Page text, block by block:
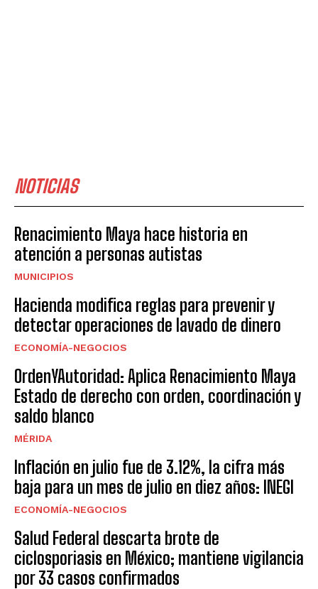
NOTICIAS
Renacimiento Maya hace historia en
atención a personas autistas
MUNICIPIOS
Hacienda modifica reglas para prevenir y
detectar operaciones de lavado de dinero
ECONOMÍA-NEGOCIOS
OrdenYAutoridad: Aplica Renacimiento Maya
Estado de derecho con orden, coordinación y
saldo blanco
MÉRIDA
Inflación en julio fue de 3.12%, la cifra más
baja para un mes de julio en diez años: INEGI
ECONOMÍA-NEGOCIOS
Salud Federal descarta brote de
ciclosporiasis en México; mantiene vigilancia
por 33 casos confirmados